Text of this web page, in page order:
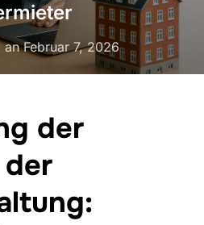
anVeröffentlicht
Februar 7, 2026
der